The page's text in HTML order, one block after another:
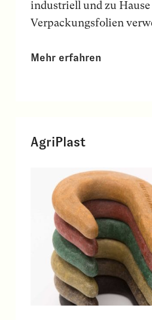
industriell und zu
Verpackungsfolien
Mehr erfahren
AgriPlast